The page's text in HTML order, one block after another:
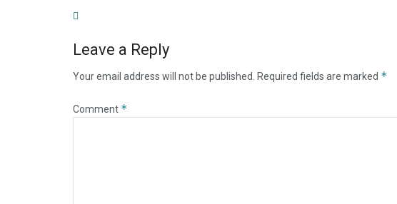
Leave a Reply
Your email address will not be published. Required fields are marked *
Comment *